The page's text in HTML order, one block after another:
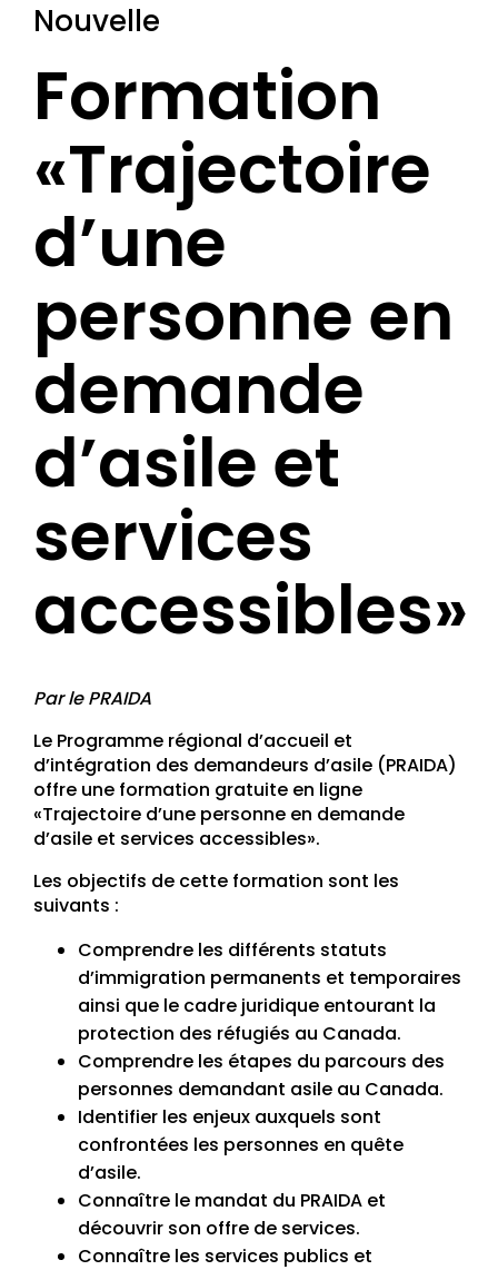
Nouvelle
Formation
«Trajectoire
d’une
personne en
demande
d’asile et
services
accessibles»
Par le PRAIDA
Le Programme régional d’accueil et
d’intégration des demandeurs d’asile (PRAIDA)
offre une formation gratuite en ligne
«Trajectoire d’une personne en demande
d’asile et services accessibles».
Les objectifs de cette formation sont les
suivants :
Comprendre les différents statuts
d’immigration permanents et temporaires
ainsi que le cadre juridique entourant la
protection des réfugiés au Canada.
Comprendre les étapes du parcours des
personnes demandant asile au Canada.
Identifier les enjeux auxquels sont
confrontées les personnes en quête
d’asile.
Connaître le mandat du PRAIDA et
découvrir son offre de services.
Connaître les services publics et